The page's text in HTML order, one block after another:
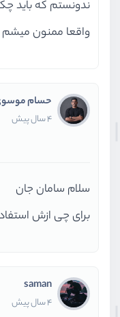
ندونستم که باید
واقعا ممنون
حسام
4 سال پیش
سلام سامان جان
برای چی ازش
saman
4 سال پیش